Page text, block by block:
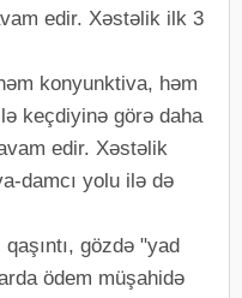
edir. Xəstəlik ilk 3
konyunktiva, həm
keçdiyinə görə daha
edir. Xəstəlik
damcı yolu ilə də
gözdə "yad
ödem müşahidə